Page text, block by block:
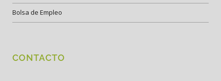
Bolsa de Empleo
CONTACTO